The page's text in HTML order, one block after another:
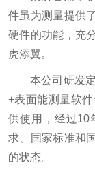
件虽为测量提供
硬件的功能，充
虎添翼。
本公司研发
+表面能测量软
供使用，经过10
求、国家标准和
的状态。